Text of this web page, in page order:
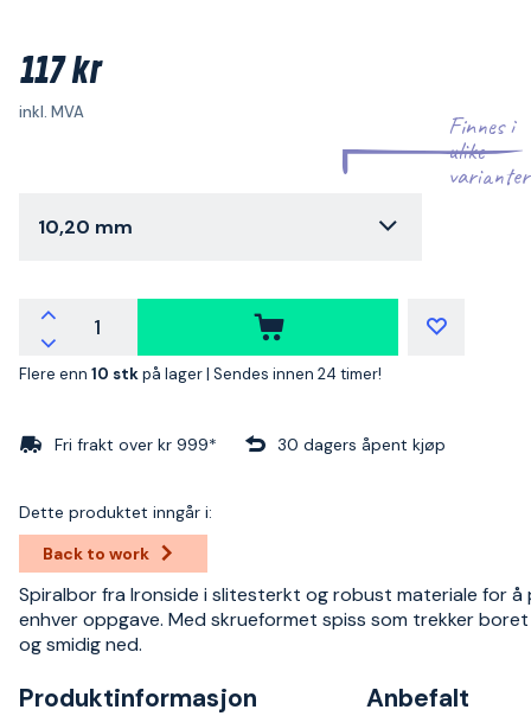
117 kr
inkl. MVA
Finnes i
ulike
varianter
10,20 mm
Flere enn 10 stkpå lager | Sendes innen 24 timer!
Fri frakt over kr 999* 30 dagers åpent kjøp
Dette produktet inngår i:
Back to work
Spiralbor fra Ironside i slitesterkt og robust materiale for å
enhver oppgave. Med skrueformet spiss som trekker
og smidig ned.
Produktinformasjon Anbefalt